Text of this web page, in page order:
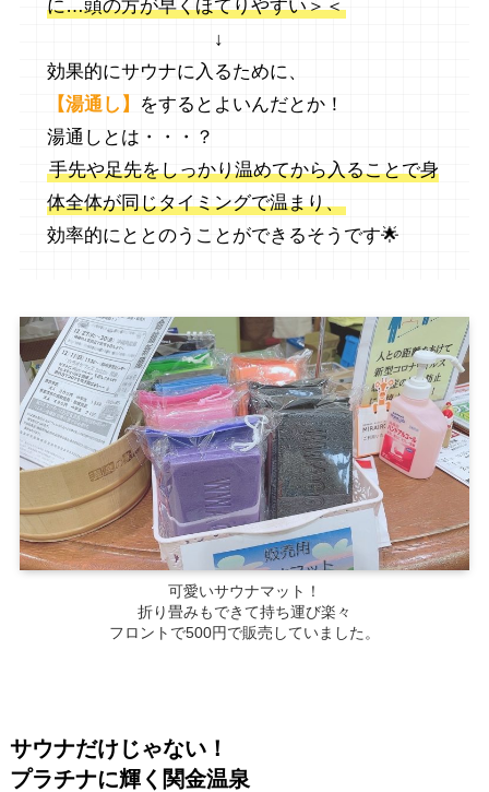
に…頭の方が早くほてりやすい＞＜
↓
効果的にサウナに入るために、
【湯通し】 をするとよいんだとか！
湯通しとは・・・？
手先や足先をしっかり温めてから入ることで身
体全体が同じタイミングで温まり、
効率的にととのうことができるそうです🌟
可愛いサウナマット！
折り畳みもできて持ち運び楽々
フロントで500円で販売していました。
サウナだけじゃない！
プラチナに輝く関金温泉